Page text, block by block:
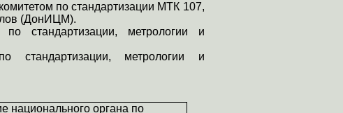
по стандартизации МТК 107,
(ДонИЦМ).
стандартизации, метрологии и
стандартизации, метрологии и
национального органа по